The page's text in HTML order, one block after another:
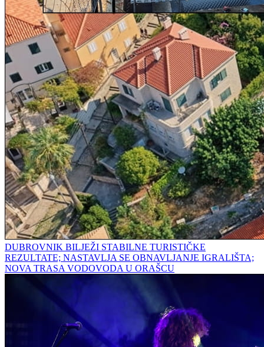
DUBROVNIK BILJEŽI STABILNE TURISTIČKE
REZULTATE; NASTAVLJA SE OBNAVLJANJE IGRALIŠTA;
NOVA TRASA VODOVODA U ORAŠCU